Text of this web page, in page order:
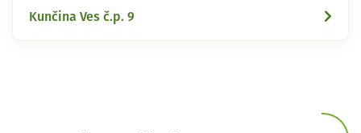
Kunčina Ves č.p. 9